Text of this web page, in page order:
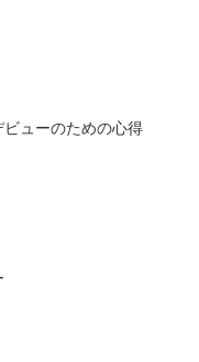
ューのための心得